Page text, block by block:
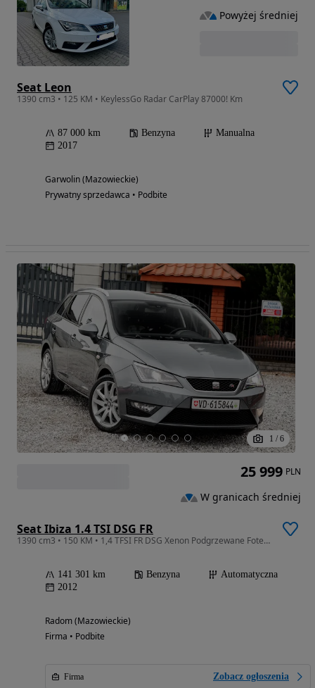
Seat Leon
1390 cm3 • 125 KM • KeylessGo Radar CarPlay 87000! Km
87 000 km Benzyna
Manualna
2017
Garwolin (Mazowieckie)
Prywatny sprzedawca • Podbite
Powyżej średniej
1 / 6
Seat Ibiza 1.4 TSI DSG FR
1390 cm3 • 150 KM • 1,4 TFSI FR DSG Xenon Podgrzewane Fotele Tempomat Klimatyzacja
141 301 km Benzyna
Automatyczna
2012
Radom (Mazowieckie)
Firma • Podbite
Firma Zobacz ogłoszenia
25 999 PLN
W granicach średniej